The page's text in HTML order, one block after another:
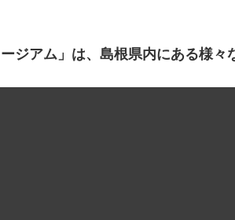
ジアム」は、島根県内にある様々